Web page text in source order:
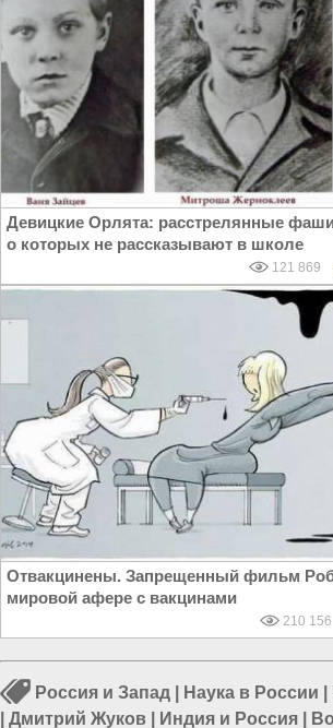
Девицкие Орлята: расстрелянные
о которых не рассказывают в школе
121 869
Отвакцинены. Запрещенный фильм
мировой афере с вакцинами
210 156
Россия и Запад Наука в России
Дмитрий Жуков Индия и Россия